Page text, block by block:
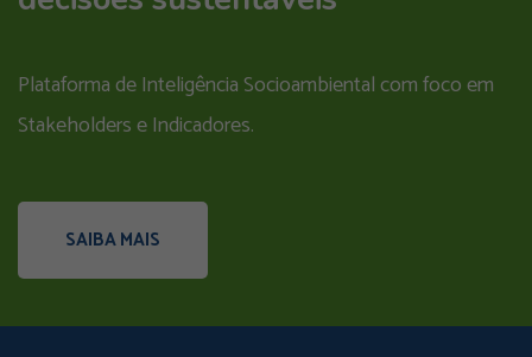
Plataforma de Inteligência Socioambiental com foco em
Stakeholders e Indicadores.
SAIBA MAIS